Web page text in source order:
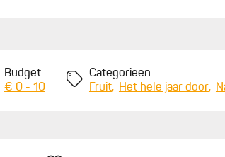
Budget
€ 0 - 10
Categorieën
Fruit
Het hele jaar door